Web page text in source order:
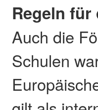
Regeln für
Auch die
Schulen